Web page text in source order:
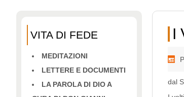
VITA DI FEDE
MEDITAZIONI
LETTERE E DOCUMENTI
LA PAROLA DI DIO A
I
dal